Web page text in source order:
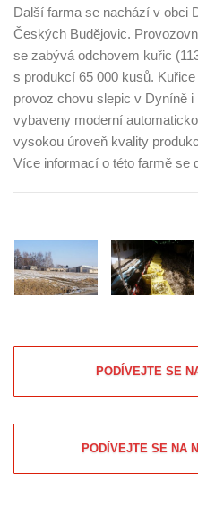
Další farma se nachází v obci
Českých Budějovic.
se zabývá odchovem kuřic
s produkcí 65 000 kusů.
provoz chovu slepic v Dyníně
vybaveny moderní
vysokou úroveň kvality
Více informací o této farmě se
PODÍVEJTE SE
PODÍVEJTE SE NA